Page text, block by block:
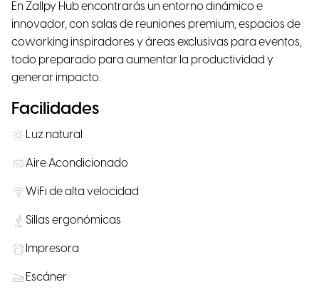
En Zallpy Hub encontrarás un entorno dinámico e
innovador, con salas de reuniones premium, espacios de
coworking inspiradores y áreas exclusivas para eventos,
todo preparado para aumentar la productividad y
generar impacto.
Facilidades
Luz natural
Aire Acondicionado
WiFi de alta velocidad
Sillas ergonómicas
Impresora
Escáner